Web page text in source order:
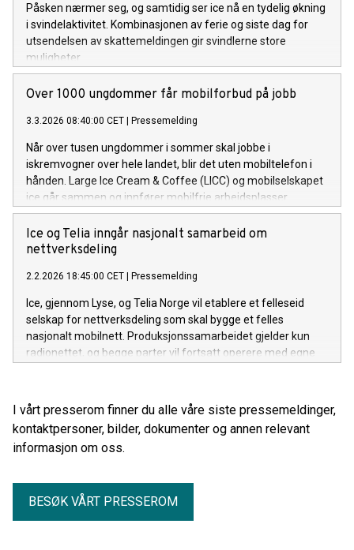
Påsken nærmer seg, og samtidig ser ice nå en tydelig økning
i svindelaktivitet. Kombinasjonen av ferie og siste dag for
utsendelsen av skattemeldingen gir svindlerne store
muligheter.
Over 1000 ungdommer får mobilforbud på jobb
3.3.2026 08:40:00 CET | Pressemelding
Når over tusen ungdommer i sommer skal jobbe i
iskremvogner over hele landet, blir det uten mobiltelefon i
hånden. Large Ice Cream & Coffee (LICC) og mobilselskapet
ice går sammen og innfører mobilfrie arbeidsplasser.
Ice og Telia inngår nasjonalt samarbeid om
nettverksdeling
2.2.2026 18:45:00 CET | Pressemelding
Ice, gjennom Lyse, og Telia Norge vil etablere et felleseid
selskap for nettverksdeling som skal bygge et felles
nasjonalt mobilnett. Produksjonssamarbeidet gjelder kun
radionettet, og begge parter vil fortsatt operere med egne
I vårt presserom finner du alle våre siste pressemeldinger,
kontaktpersoner, bilder, dokumenter og annen relevant
informasjon om oss.
BESØK VÅRT PRESSEROM